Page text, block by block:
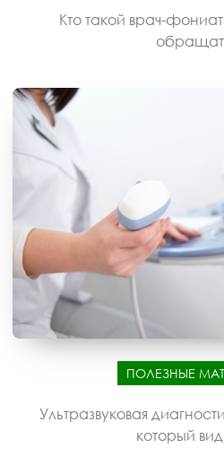
Кто такой врач-
ПОЛЕЗНЫЕ
Ультразвуковая
который